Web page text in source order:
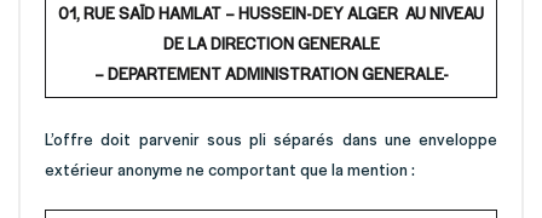
01, RUE SAÏD HAMLAT – HUSSEIN-DEY ALGER AU NIVEAU
DE LA DIRECTION GENERALE
– DEPARTEMENT ADMINISTRATION GENERALE-
L’offre doit parvenir sous pli séparés dans une enveloppe
extérieur anonyme ne comportant que la mention :